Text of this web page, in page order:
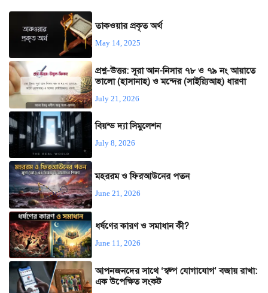
তাকওয়ার প্রকৃত অর্থ
May 14, 2025
প্রশ্ন-উত্তর: সূরা আন-নিসার ৭৮ ও ৭৯ নং আয়াতে
ভালো (হাসানাহ) ও মন্দের (সাইয়্যিআহ) ধারণা
July 21, 2026
বিয়ন্ড দ্যা সিমুলেশন
July 8, 2026
মহররম ও ফিরআউনের পতন
June 21, 2026
ধর্ষণের কারণ ও সমাধান কী?
June 11, 2026
আপনজনদের সাথে ‘স্বল্প যোগাযোগ’ বজায় রাখা:
এক উপেক্ষিত সংকট